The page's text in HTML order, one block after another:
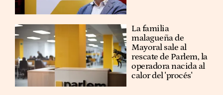
La familia
malagueña de
Mayoral sale al
rescate de Parlem, la
operadora nacida al
calor del 'procés'